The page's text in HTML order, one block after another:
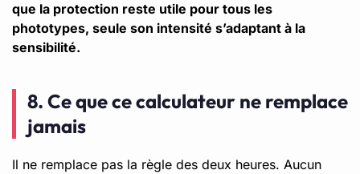
que la protection reste utile pour tous les
phototypes, seule son intensité s’adaptant à la
sensibilité.
8. Ce que ce calculateur ne remplace
jamais
Il ne remplace pas la règle des deux heures. Aucun